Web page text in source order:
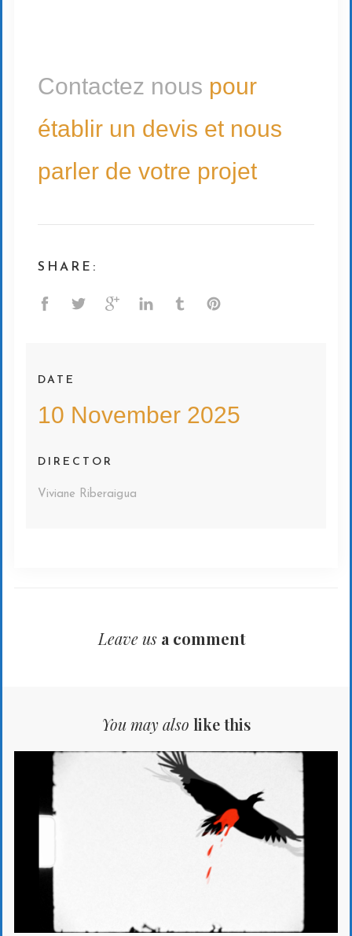
Contactez nous pour
établir un devis et nous
parler de votre projet
SHARE:
DATE
10 November 2025
DIRECTOR
Viviane Riberaigua
Leave us a comment
You may also like this